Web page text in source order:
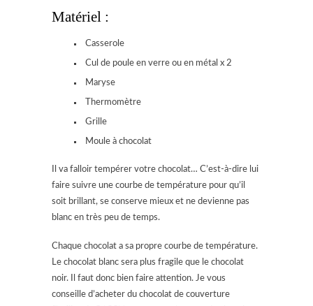
Matériel :
Casserole
Cul de poule en verre ou en métal x 2
Maryse
Thermomètre
Grille
Moule à chocolat
Il va falloir tempérer votre chocolat… C’est-à-dire lui
faire suivre une courbe de température pour qu’il
soit brillant, se conserve mieux et ne devienne pas
blanc en très peu de temps.
Chaque chocolat a sa propre courbe de température.
Le chocolat blanc sera plus fragile que le chocolat
noir. Il faut donc bien faire attention. Je vous
conseille d’acheter du chocolat de couverture